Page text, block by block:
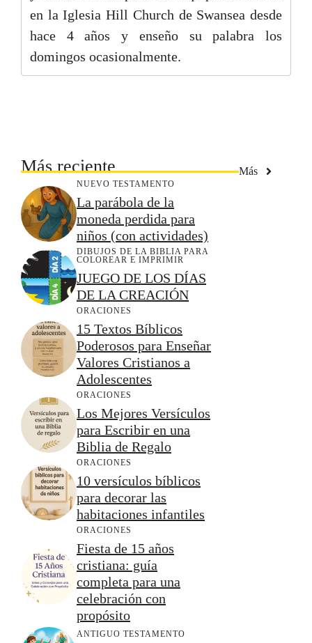
en la Iglesia Hill Church de Swansea desde
hace 4 años y enseño su palabra los
domingos ocasionalmente.
Más reciente Más
NUEVO TESTAMENTO
La parábola de la
moneda perdida para
niños (con actividades)
DIBUJOS DE LA BIBLIA PARA
COLOREAR E IMPRIMIR
JUEGO DE LOS DÍAS
DE LA CREACIÓN
ORACIONES
15 Textos Bíblicos
Poderosos para Enseñar
Valores Cristianos a
Adolescentes
ORACIONES
Los Mejores Versículos
para Escribir en una
Biblia de Regalo
ORACIONES
10 versículos bíblicos
para decorar las
habitaciones infantiles
ORACIONES
Fiesta de 15 años
cristiana: guía
completa para una
celebración con
propósito
ANTIGUO TESTAMENTO